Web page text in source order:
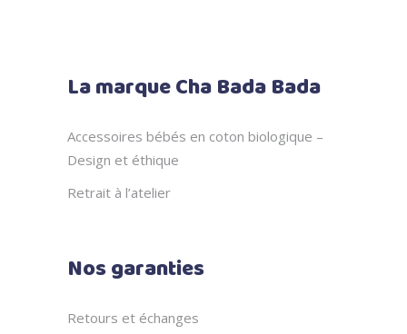
La marque Cha Bada Bada
Accessoires bébés en coton biologique –
Design et éthique
Retrait à l’atelier
Nos garanties
Retours et échanges